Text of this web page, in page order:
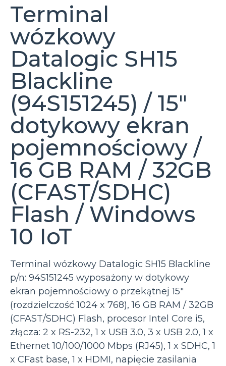
Terminal
wózkowy
Datalogic SH15
Blackline
(94S151245) / 15″
dotykowy ekran
pojemnościowy /
16 GB RAM / 32GB
(CFAST/SDHC)
Flash / Windows
10 IoT
Terminal wózkowy Datalogic SH15 Blackline
p/n: 94S151245 wyposażony w dotykowy
ekran pojemnościowy o przekątnej 15″
(rozdzielczość 1024 x 768), 16 GB RAM / 32GB
(CFAST/SDHC) Flash, procesor Intel Core i5,
złącza: 2 x RS-232, 1 x USB 3.0, 3 x USB 2.0, 1 x
Ethernet 10/100/1000 Mbps (RJ45), 1 x SDHC, 1
x CFast base, 1 x HDMI, napięcie zasilania